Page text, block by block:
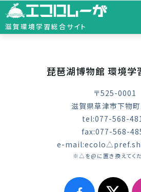
滋賀環境学習総合サイト
琵琶湖博物館 環境学
〒525-0001
滋賀県草津市下物
tel:077-568-
fax:077-568-
e-
※△を@に置き換えてくだ